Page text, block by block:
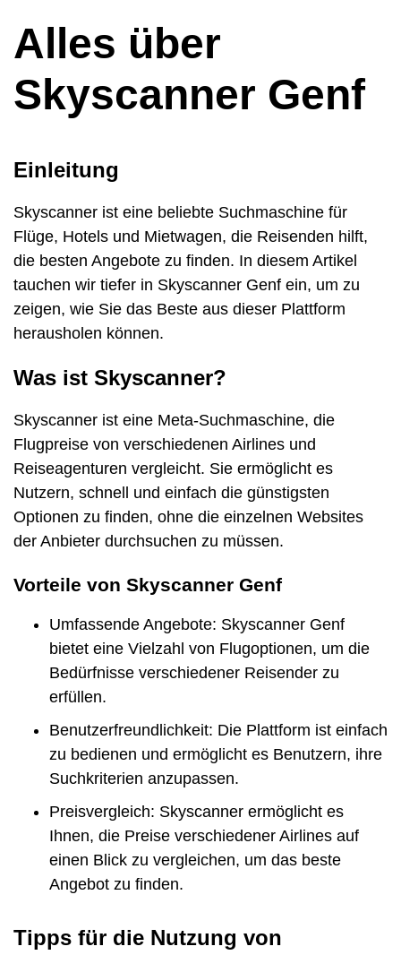
Alles über
Skyscanner Genf
Einleitung
Skyscanner ist eine beliebte Suchmaschine für
Flüge, Hotels und Mietwagen, die Reisenden hilft,
die besten Angebote zu finden. In diesem Artikel
tauchen wir tiefer in Skyscanner Genf ein, um zu
zeigen, wie Sie das Beste aus dieser Plattform
herausholen können.
Was ist Skyscanner?
Skyscanner ist eine Meta-Suchmaschine, die
Flugpreise von verschiedenen Airlines und
Reiseagenturen vergleicht. Sie ermöglicht es
Nutzern, schnell und einfach die günstigsten
Optionen zu finden, ohne die einzelnen Websites
der Anbieter durchsuchen zu müssen.
Vorteile von Skyscanner Genf
Umfassende Angebote: Skyscanner Genf
bietet eine Vielzahl von Flugoptionen, um die
Bedürfnisse verschiedener Reisender zu
erfüllen.
Benutzerfreundlichkeit: Die Plattform ist einfach
zu bedienen und ermöglicht es Benutzern, ihre
Suchkriterien anzupassen.
Preisvergleich: Skyscanner ermöglicht es
Ihnen, die Preise verschiedener Airlines auf
einen Blick zu vergleichen, um das beste
Angebot zu finden.
Tipps für die Nutzung von